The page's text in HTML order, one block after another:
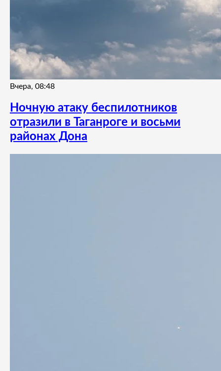
Вчера, 08:48
Ночную атаку беспилотников
отразили в Таганроге и восьми
районах Дона